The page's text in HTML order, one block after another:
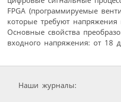
FPGA (программируемые
которые требуют
Основные свойства
входного напряжения: от 18
Наши журналы: